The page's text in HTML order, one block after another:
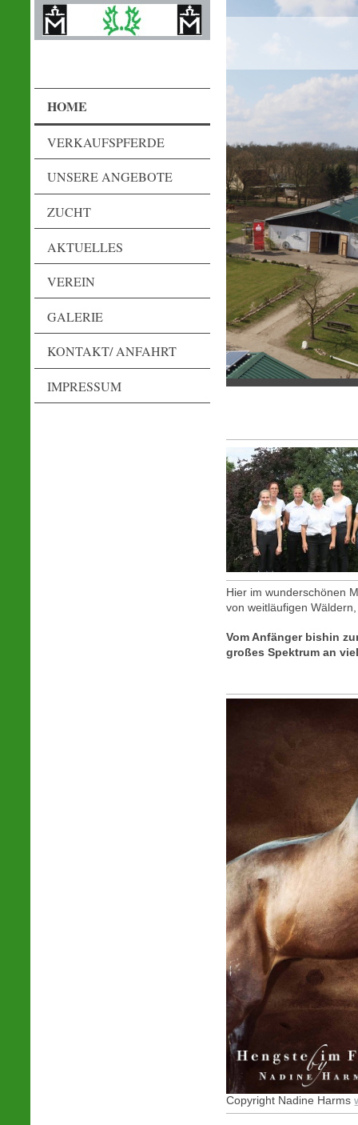
HOME
VERKAUFSPFERDE
UNSERE ANGEBOTE
ZUCHT
AKTUELLES
VEREIN
GALERIE
KONTAKT/ ANFAHRT
IMPRESSUM
Hier im wunderschönen
von weitläufigen
Vom Anfänger bishin
großes Spektrum an
Copyright Nadine Harms